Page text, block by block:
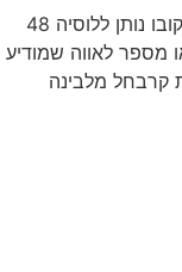
לאהוב עד מוות - פרק 57 06:45 - 07:30 חקובו נותן ללוסיה 48
מספר לאווה שמודיע
קרבחל מלבינה